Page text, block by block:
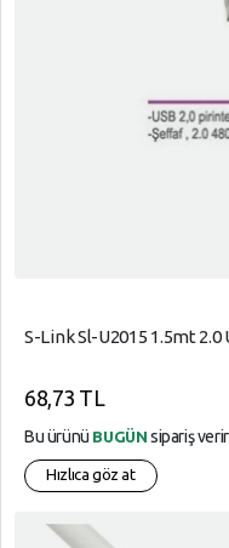
S-Link Sl-U2015 1.5mt 2.0
68,73 TL
Bu ürünü BUGÜN sipariş
Hızlıca göz at